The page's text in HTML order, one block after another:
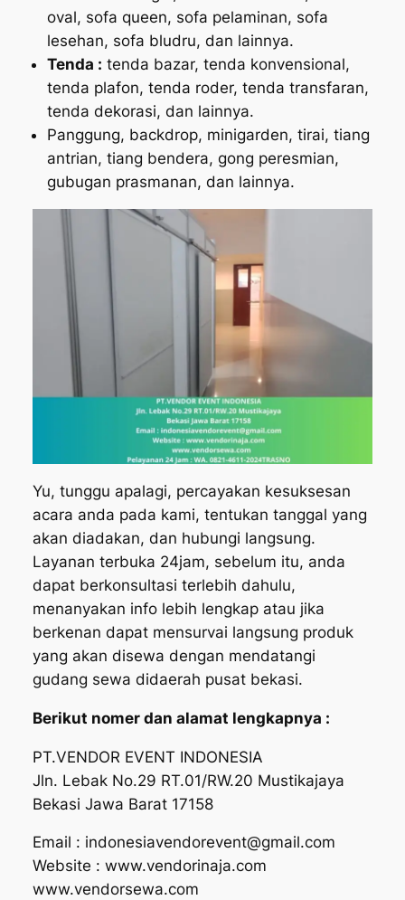
oval, sofa queen, sofa pelaminan, sofa
lesehan, sofa bludru, dan lainnya.
Tenda : tenda bazar, tenda konvensional,
tenda plafon, tenda roder, tenda transfaran,
tenda dekorasi, dan lainnya.
Panggung, backdrop, minigarden, tirai, tiang
antrian, tiang bendera, gong peresmian,
gubugan prasmanan, dan lainnya.
Yu, tunggu apalagi, percayakan kesuksesan
acara anda pada kami, tentukan tanggal yang
akan diadakan, dan hubungi langsung.
Layanan terbuka 24jam, sebelum itu, anda
dapat berkonsultasi terlebih dahulu,
menanyakan info lebih lengkap atau jika
berkenan dapat mensurvai langsung produk
yang akan disewa dengan mendatangi
gudang sewa didaerah pusat bekasi.
Berikut nomer dan alamat lengkapnya :
PT.VENDOR EVENT INDONESIA
Jln. Lebak No.29 RT.01/RW.20 Mustikajaya
Bekasi Jawa Barat 17158
Email : indonesiavendorevent@gmail.com
Website : www.vendorinaja.com
www.vendorsewa.com